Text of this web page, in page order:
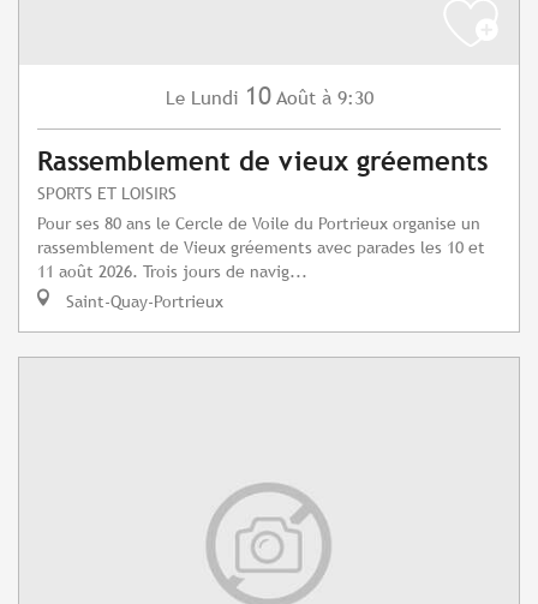
Le Lundi 10 Août à 9:30
Rassemblement de vieux gréements
SPORTS ET LOISIRS
Pour ses 80 ans le Cercle de Voile du Portrieux organise un
rassemblement de Vieux gréements avec parades les 10 et
11 août 2026. Trois jours de navig...
Saint-Quay-Portrieux